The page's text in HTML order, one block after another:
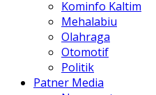
Kominfo Kaltim
Mehalabiu
Olahraga
Otomotif
Politik
Patner Media